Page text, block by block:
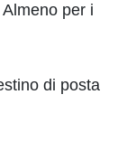
per i
di posta